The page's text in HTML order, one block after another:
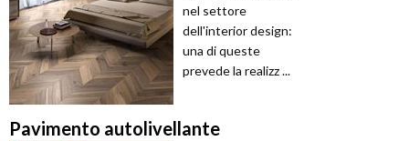
nel settore
dell'interior design:
una di queste
prevede la realizz ...
Pavimento autolivellante